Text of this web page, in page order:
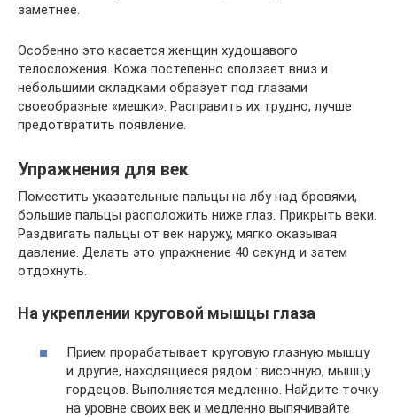
заметнее.
Особенно это касается женщин худощавого
телосложения. Кожа постепенно сползает вниз и
небольшими складками образует под глазами
своеобразные «мешки». Расправить их трудно, лучше
предотвратить появление.
Упражнения для век
Поместить указательные пальцы на лбу над бровями,
большие пальцы расположить ниже глаз. Прикрыть веки.
Раздвигать пальцы от век наружу, мягко оказывая
давление. Делать это упражнение 40 секунд и затем
отдохнуть.
На укреплении круговой мышцы глаза
Прием прорабатывает круговую глазную мышцу
и другие, находящиеся рядом : височную, мышцу
гордецов. Выполняется медленно. Найдите точку
на уровне своих век и медленно выпячивайте